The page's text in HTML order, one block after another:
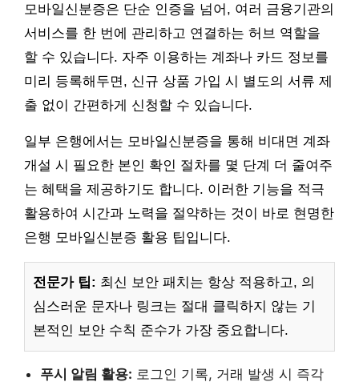
모바일신분증은 단순 인증을 넘어, 여러 금융기관의
서비스를 한 번에 관리하고 연결하는 허브 역할을
할 수 있습니다. 자주 이용하는 계좌나 카드 정보를
미리 등록해두면, 신규 상품 가입 시 별도의 서류 제
출 없이 간편하게 신청할 수 있습니다.
일부 은행에서는 모바일신분증을 통해 비대면 계좌
개설 시 필요한 본인 확인 절차를 몇 단계 더 줄여주
는 혜택을 제공하기도 합니다. 이러한 기능을 적극
활용하여 시간과 노력을 절약하는 것이 바로 현명한
은행 모바일신분증 활용 팁입니다.
전문가 팁: 최신 보안 패치는 항상 적용하고, 의
심스러운 문자나 링크는 절대 클릭하지 않는 기
본적인 보안 수칙 준수가 가장 중요합니다.
푸시 알림 활용: 로그인 기록, 거래 발생 시 즉각